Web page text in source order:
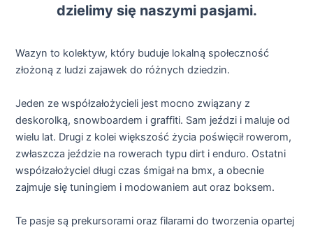
dzielimy się naszymi pasjami.
Wazyn to kolektyw, który buduje lokalną społeczność
złożoną z ludzi zajawek do różnych dziedzin.
Jeden ze współzałożycieli jest mocno związany z
deskorolką, snowboardem i graffiti. Sam jeździ i maluje od
wielu lat. Drugi z kolei większość życia poświęcił rowerom,
zwłaszcza jeździe na rowerach typu dirt i enduro. Ostatni
współzałożyciel długi czas śmigał na bmx, a obecnie
zajmuje się tuningiem i modowaniem aut oraz boksem.
Te pasje są prekursorami oraz filarami do tworzenia opartej